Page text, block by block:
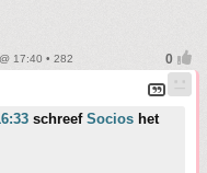
17:40 • 282
schreef Socios het